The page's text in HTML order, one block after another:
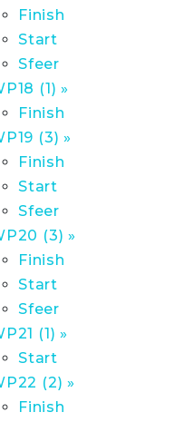
Finish
Start
Sfeer
(1) »
Finish
(3) »
Finish
Start
Sfeer
(3) »
Finish
Start
Sfeer
(1) »
Start
(2) »
Finish